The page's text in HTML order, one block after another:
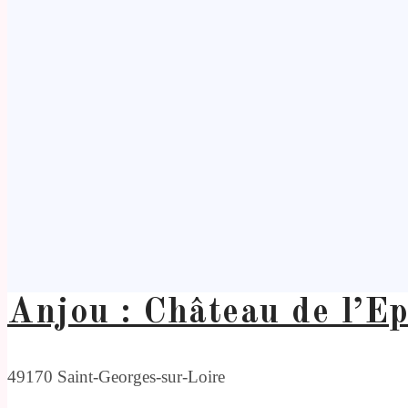
Anjou : Château de
49170 Saint-Georges-sur-Loire